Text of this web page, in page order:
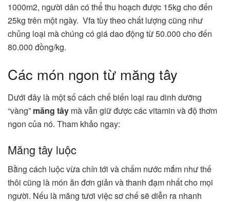
1000m2, người dân có thể thu hoạch được 15kg cho đến
25kg trên một ngày. Vfa tùy theo chất lượng cũng như
chủng loại mà chúng có giá dao động từ 50.000 cho đến
80.000 đồng/kg.
Các món ngon từ măng tây
Dưới đây là một số cách chế biến loại rau dinh dưỡng
“vàng” măng tây mà vẫn giữ được các vitamin và độ thơm
ngon của nó. Tham khảo ngay:
Măng tây luộc
Bằng cách luộc vừa chín tới và chấm nước mắm như thế
thôi cũng là món ăn đơn giản và thanh đạm nhất cho mọi
người. Nếu là măng tươi việc sơ chế sẽ diễn ra nhanh